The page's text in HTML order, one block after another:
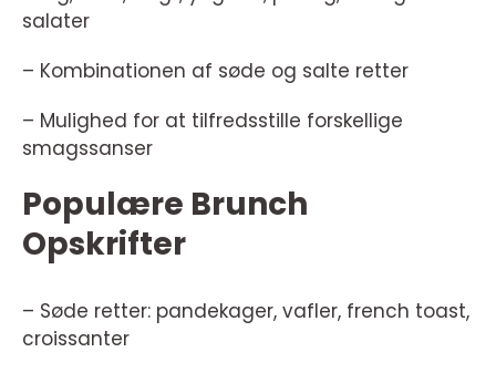
salater
– Kombinationen af søde og salte retter
– Mulighed for at tilfredsstille forskellige
smagssanser
Populære Brunch
Opskrifter
– Søde retter: pandekager, vafler, french toast,
croissanter